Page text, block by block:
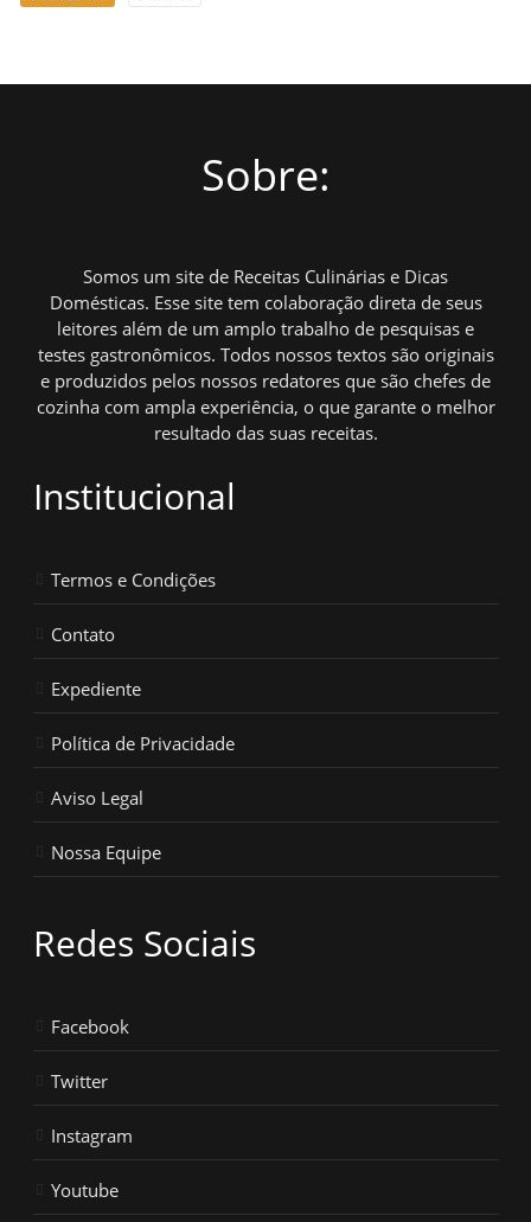
Sobre:
Somos um site de Receitas Culinárias e Dicas
Domésticas. Esse site tem colaboração direta de seus
leitores além de um amplo trabalho de pesquisas e
testes gastronômicos. Todos nossos textos são originais
e produzidos pelos nossos redatores que são chefes de
cozinha com ampla experiência, o que garante o melhor
resultado das suas receitas.
Institucional
Termos e Condições
Contato
Expediente
Política de Privacidade
Aviso Legal
Nossa Equipe
Redes Sociais
Facebook
Twitter
Instagram
Youtube